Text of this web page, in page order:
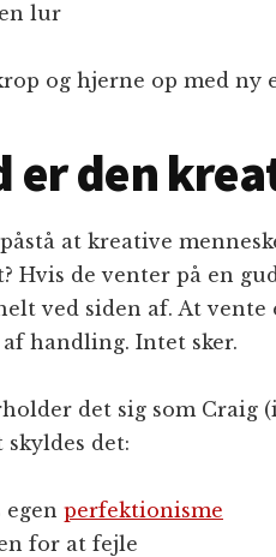
lur
og hjerne op med ny
er den
at kreative
Hvis de venter på en
ved siden af. At
handling. Intet sker.
det sig som Craig
det:
egen perfektionisme
for at fejle